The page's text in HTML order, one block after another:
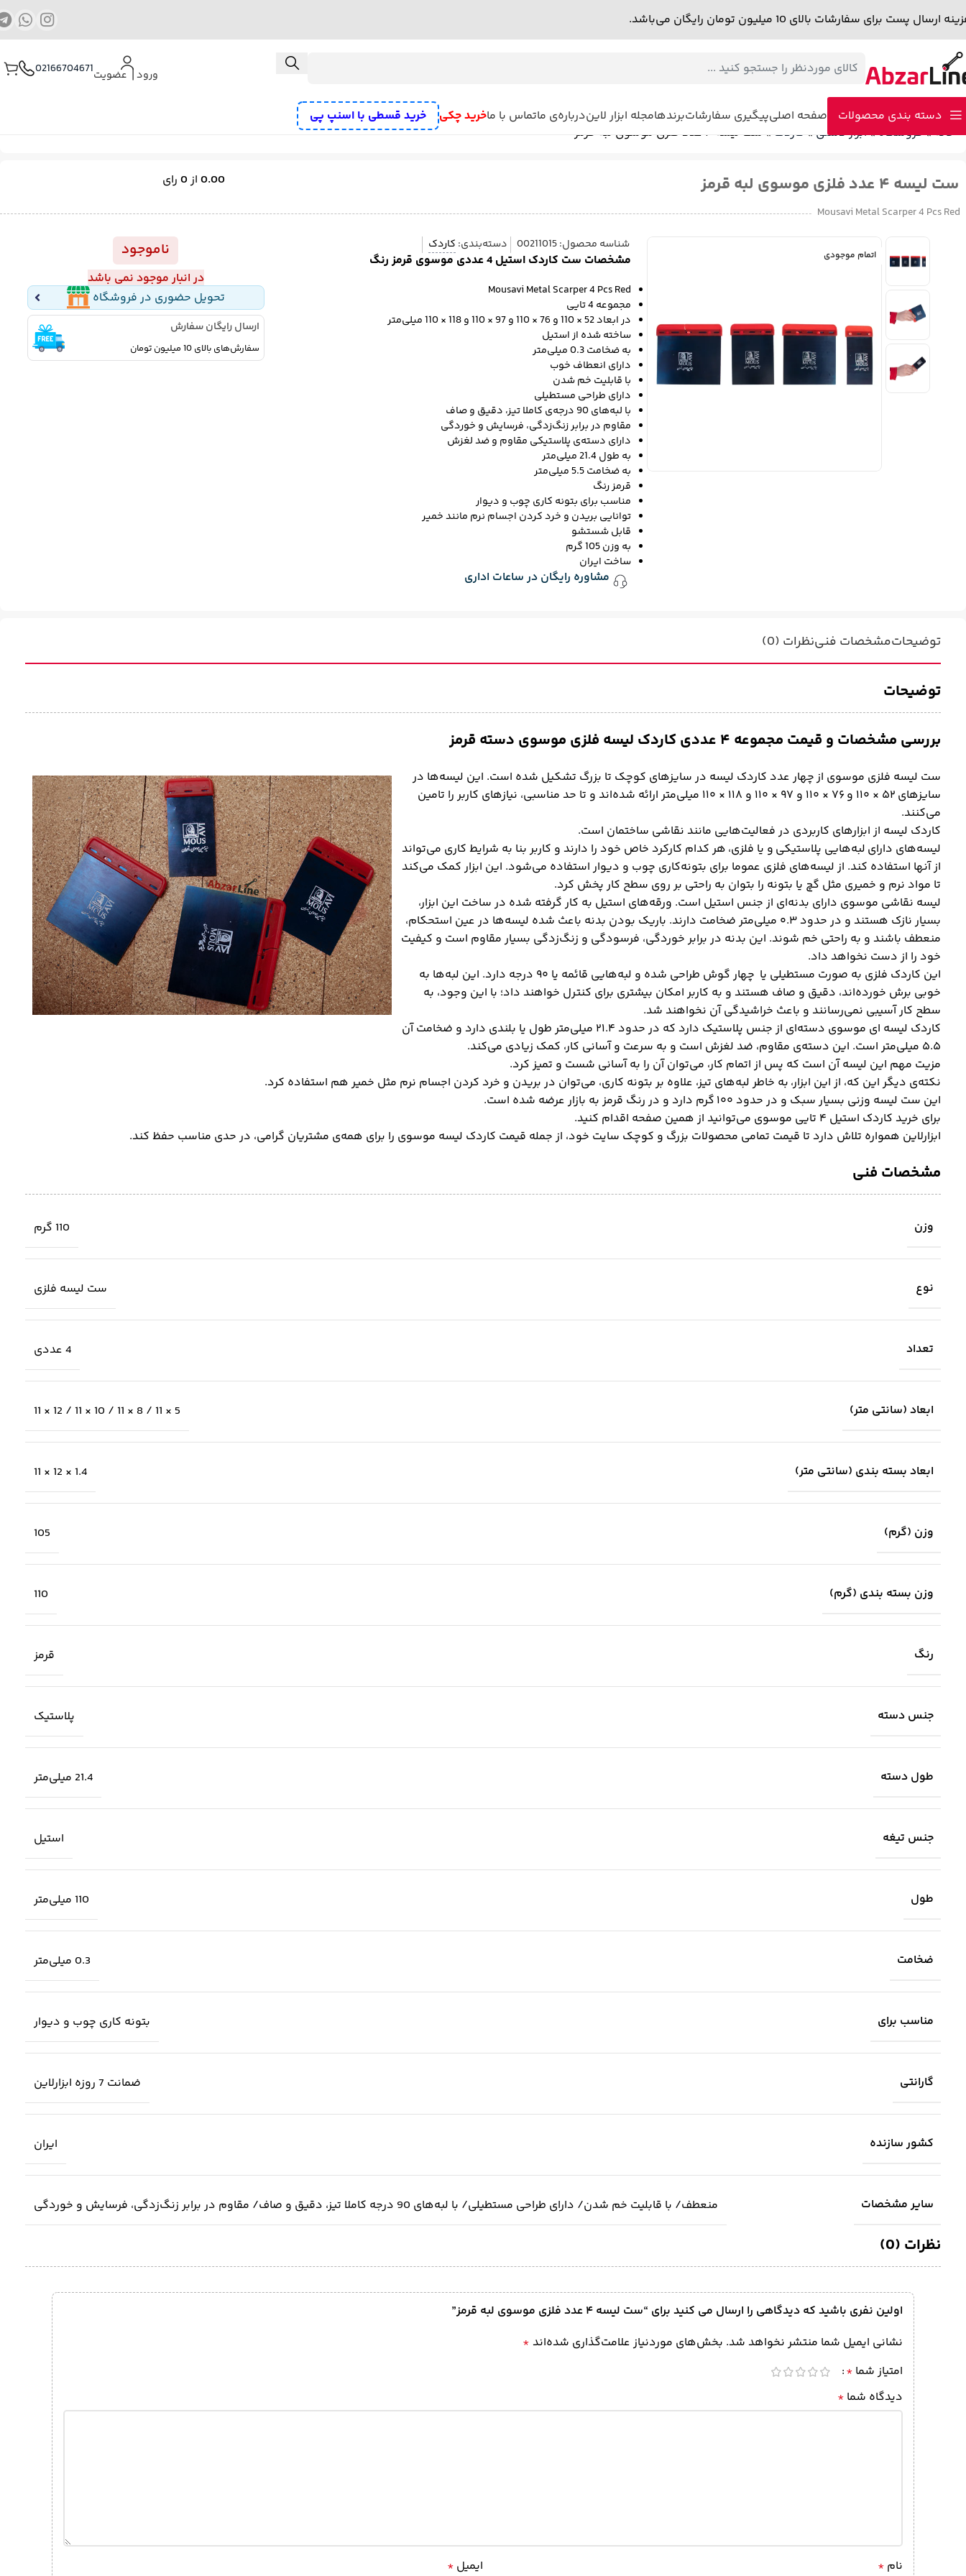
ارسال پست برای سفارشات بالای 10 میلیون تومان رایگان می‌باشد.
ورود ⎟ عضویت02166704671
دسته بندی محصولات
سشوار صنعتی اینورتر و دستگاه جوش میخکوب و منگنه کوب شارژیکمپرسور هوا
میخ کوب و منگنه کوب برقیپیستوله برقیپیستوله شارژی
صفحه اصلیپیگیری سفارشاتبرندهامجله ابزار لایندرباره‌ی ماتماس با ماخرید چکی
خرید قسطی با اسنپ پی
خانه»فروشگاه»ابزار دستی » کاردک » ست لیسه ۴ عدد فلزی موسوی لبه قرمز
ست لیسه ۴ عدد فلزی موسوی لبه قرمز 0.00 از0 رای
Mousavi Metal Scarper 4 Pcs Red
اتمام موجودی
شناسه محصول:00211015 دسته‌بندی: کاردک
مشخصات ست کاردک استیل 4 عددی موسوی قرمز رنگ
Mousavi Metal Scarper 4 Pcs Red
مجموعه 4 تایی
در ابعاد 52 × 110 و 76 × 110 و 97 × 110 و 118 × 110 میلی‌متر
ساخته شده از استیل
به ضخامت 0.3 میلی‌متر
دارای انعطاف خوب
با قابلیت خم شدن
دارای طراحی مستطیلی
با لبه‌های 90 درجه‌ی کاملا تیز، دقیق و صاف
مقاوم در برابر زنگ‌زدگی، فرسایش و خوردگی
دارای دسته‌ی پلاستیکی مقاوم و ضد لغزش
به طول 21.4 میلی‌متر
به ضخامت 5.5 میلی‌متر
قرمز رنگ
مناسب برای بتونه کاری چوب و دیوار
توانایی بریدن و خرد کردن اجسام نرم مانند خمیر
قابل شستشو
به وزن 105 گرم
ساخت ایران
مشاوره رایگان در ساعات اداری
ناموجود
در انبار موجود نمی باشد
تحویل حضوری در فروشگاه
ارسال رایگان سفارش
سفارش‌های بالای 10 میلیون تومان
توضیحاتمشخصات فنینظرات (0)
توضیحات
بررسی مشخصات و قیمت مجموعه ۴ عددی کاردک لیسه فلزی موسوی دسته قرمز
ست لیسه فلزی موسوی از چهار عدد کاردک لیسه در سایزهای کوچک تا بزرگ تشکیل شده است. این لیسه‌ها در
سایزهای ۵۲ × ۱۱۰ و ۷۶ × ۱۱۰ و ۹۷ × ۱۱۰ و ۱۱۸ × ۱۱۰ میلی‌متر ارائه شده‌اند و تا حد مناسبی، نیازهای کاربر را تامین
می‌کنند.
کاردک لیسه از ابزارهای کاربردی در فعالیت‌هایی مانند نقاشی ساختمان است.
لیسه‌های دارای لبه‌هایی پلاستیکی و یا فلزی، هر کدام کارکرد خاص خود را دارند و کاربر بنا به شرایط کاری می‌تواند
از آنها استفاده کند. از لیسه‌های فلزی عموما برای بتونه‌کاری چوب و دیوار استفاده می‌شود. این ابزار کمک می‌کند
تا مواد نرم و خمیری مثل گچ یا بتونه را بتوان به راحتی بر روی سطح کار پخش کرد.
لیسه نقاشی موسوی دارای بدنه‌ای از جنس استیل است. ورقه‌های استیل به کار گرفته شده در ساخت این ابزار،
بسیار نازک هستند و در حدود ۰.۳ میلی‌متر ضخامت دارند. باریک بودن بدنه باعث شده لیسه‌ها در عین استحکام،
منعطف باشند و به راحتی خم شوند. این بدنه در برابر خوردگی، فرسودگی و زنگ‌زدگی بسیار مقاوم است و کیفیت
خود را از دست نخواهد داد.
این کاردک فلزی به صورت مستطیلی یا چهار گوش طراحی شده و لبه‌هایی قائمه یا ۹۰ درجه دارد. این لبه‌ها به
خوبی برش خورده‌اند، دقیق و صاف هستند و به کاربر امکان بیشتری برای کنترل خواهند داد؛ با این وجود، به
سطح کار آسیبی نمی‌رسانند و باعث خراشیدگی آن نخواهند شد.
کاردک لیسه ای موسوی دسته‌ای از جنس پلاستیک دارد که در حدود ۲۱.۴ میلی‌متر طول یا بلندی دارد و ضخامت آن
۵.۵ میلی‌متر است. این دسته‌ی مقاوم، ضد لغزش است و به سرعت و آسانی کار، کمک زیادی می‌کند.
مزیت مهم این لیسه آن است که پس از اتمام کار، می‌توان آن را به آسانی شست و تمیز کرد.
نکته‌ی دیگر این که، از این ابزار، به خاطر لبه‌های تیز، علاوه بر بتونه کاری، می‌توان در بریدن و خرد کردن اجسام نرم مثل خمیر هم استفاده کرد.
این ست لیسه وزنی بسیار سبک و در حدود ۱۰۰ گرم دارد و در رنگ قرمز به بازار عرضه شده است.
برای خرید کاردک استیل ۴ تایی موسوی می‌توانید از همین صفحه اقدام کنید.
ابزارلاین همواره تلاش دارد تا قیمت تمامی محصولات بزرگ و کوچک سایت خود، از جمله قیمت کاردک لیسه موسوی را برای همه‌ی مشتریان گرامی، در حدی مناسب حفظ کند.
مشخصات فنی
وزن 110 گرم
نوع ست لیسه فلزی
تعداد 4 عددی
ابعاد (سانتی متر) 5 × 11 / 8 × 11 / 10 × 11 / 12 × 11
ابعاد بسته بندی (سانتی متر) 1.4 × 12 × 11
وزن (گرم) 105
وزن بسته بندی (گرم) 110
رنگ قرمز
جنس دسته پلاستیک
طول دسته 21.4 میلی‌متر
جنس تیغه استیل
طول 110 میلی‌متر
ضخامت 0.3 میلی‌متر
مناسب برای بتونه کاری چوب و دیوار
گارانتی ضمانت 7 روزه ابزارلاین
کشور سازنده ایران
سایر مشخصات منعطف/ با قابلیت خم شدن/ دارای طراحی مستطیلی/ با لبه‌های 90 درجه کاملا تیز، دقیق و صاف/ مقاوم در برابر زنگ‌زدگی، فرسایش و خوردگی
نظرات (0)
اولین نفری باشید که دیدگاهی را ارسال می کنید برای “ست لیسه ۴ عدد فلزی موسوی لبه قرمز”
نشانی ایمیل شما منتشر نخواهد شد. بخش‌های موردنیاز علامت‌گذاری شده‌اند *
امتیاز شما *
دیدگاه شما *
نام * ایمیل *